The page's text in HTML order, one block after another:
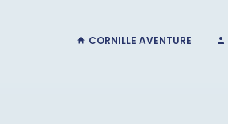
CORNILLE AVENTURE